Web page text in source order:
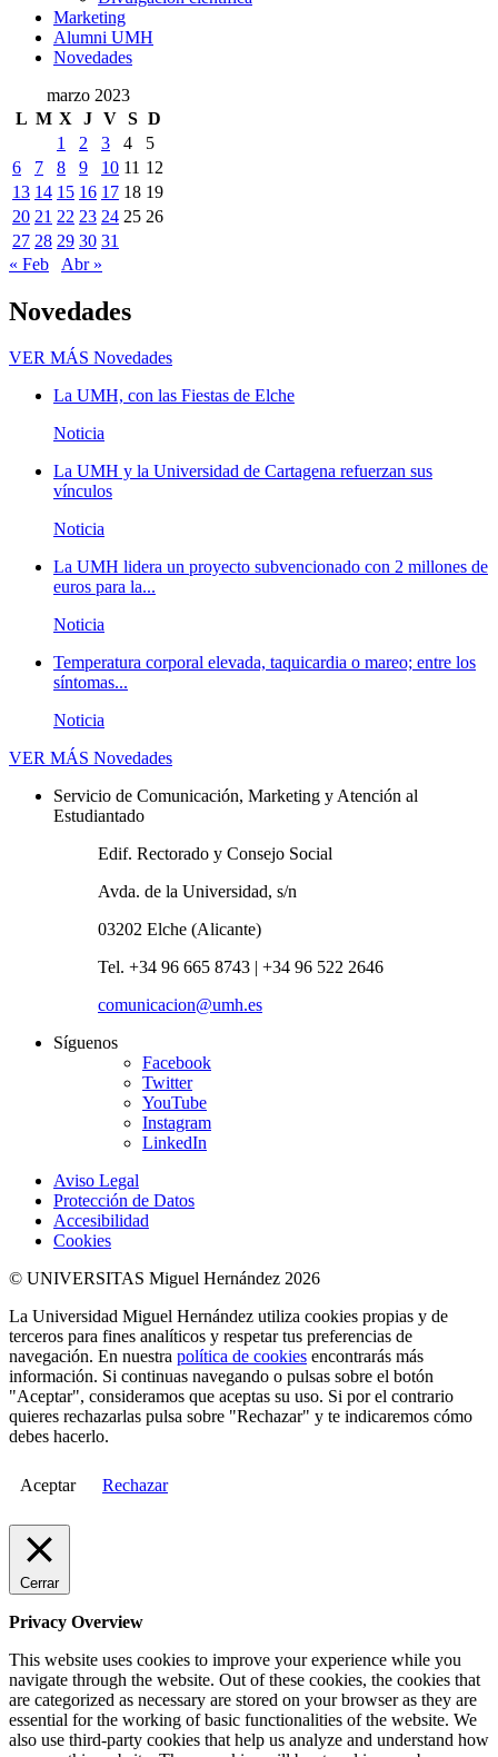
Marketing
Alumni UMH
Novedades
marzo 2023
L M X J V S D
1
2 3 4
5
6
7 8 9 10 11 12
13 14 15 16 17 18 19
20 21 22 23 24 25 26
27 28 29 30 31
« Feb
Abr »
Novedades
VER MÁS Novedades
La UMH, con las Fiestas de Elche
Noticia
La UMH y la Universidad de Cartagena refuerzan sus
vínculos
Noticia
La UMH lidera un proyecto subvencionado con 2 millones de
euros para la...
Noticia
Temperatura corporal elevada, taquicardia o mareo; entre los
síntomas...
Noticia
VER MÁS Novedades
Servicio de Comunicación, Marketing y Atención al
Estudiantado
Edif. Rectorado y Consejo Social
Avda. de la Universidad, s/n
03202 Elche (Alicante)
Tel. +34 96 665 8743 | +34 96 522 2646
comunicacion@umh.es
Síguenos
Facebook
Twitter
YouTube
Instagram
LinkedIn
Aviso Legal
Protección de Datos
Accesibilidad
Cookies
© UNIVERSITAS Miguel Hernández 2026
La Universidad Miguel Hernández utiliza cookies propias y de
terceros para fines analíticos y respetar tus preferencias de
navegación. En nuestra política de cookies encontrarás más
información. Si continuas navegando o pulsas sobre el botón
"Aceptar", consideramos que aceptas su uso. Si por el contrario
quieres rechazarlas pulsa sobre "Rechazar" y te indicaremos cómo
debes hacerlo.
Aceptar Rechazar
Cerrar
Privacy Overview
This website uses cookies to improve your experience while you
navigate through the website. Out of these cookies, the cookies that
are categorized as necessary are stored on your browser as they are
essential for the working of basic functionalities of the website. We
also use third-party cookies that help us analyze and understand how